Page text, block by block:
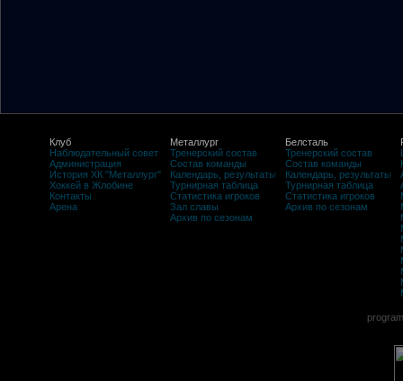
Клуб
Наблюдательный совет
Администрация
История ХК "Металлург"
Хоккей в Жлобине
Контакты
Арена
Металлург
Тренерский состав
Состав команды
Календарь, результаты
Турнирная таблица
Статистика игроков
Зал славы
Архив по сезонам
Белсталь
Тренерский состав
Состав команды
Календарь, результаты
Турнирная таблица
Статистика игроков
Архив по сезонам